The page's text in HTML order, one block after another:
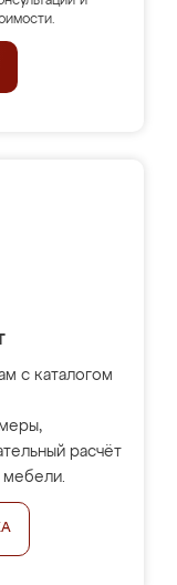
с каталогом
расчёт
мебели.